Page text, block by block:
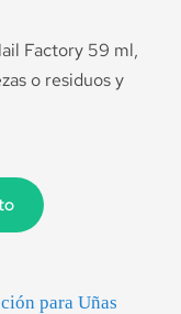
Factory 59 ml,
o residuos y
para Uñas